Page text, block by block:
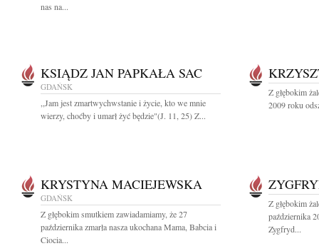
nas na...
KSIĄDZ JAN PAPKAŁA SAC
GDAŃSK
,,Jam jest zmartwychwstanie i życie, kto we mnie
wierzy, choćby i umarł żyć będzie"(J. 11, 25) Z...
Z głębokim
2009 roku
KRYSTYNA MACIEJEWSKA
GDAŃSK
Z głębokim smutkiem zawiadamiamy, że 27
października zmarła nasza ukochana Mama, Babcia i
Ciocia...
Z głębokim
października
Zygfryd...